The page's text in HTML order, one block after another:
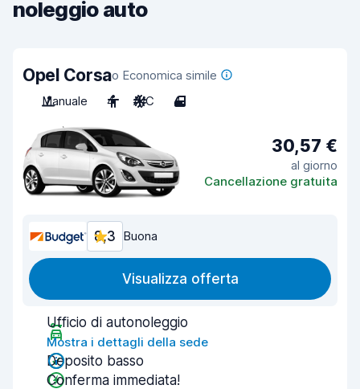
noleggio auto
Opel Corsao Economica simile
Manuale
4 A/C 4
30,57 €
al giorno
Cancellazione gratuita
8,3 Buona
Visualizza offerta
Ufficio di autonoleggio
Mostra i dettagli della sede
Deposito basso
Conferma immediata!